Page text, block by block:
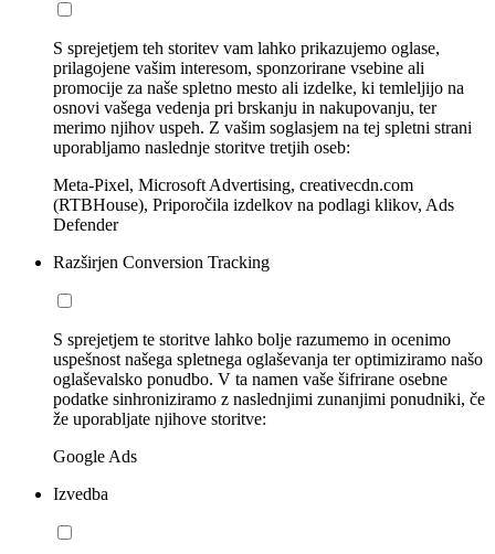
S sprejetjem teh storitev vam lahko prikazujemo oglase,
prilagojene vašim interesom, sponzorirane vsebine ali
promocije za naše spletno mesto ali izdelke, ki temleljijo na
osnovi vašega vedenja pri brskanju in nakupovanju, ter
merimo njihov uspeh. Z vašim soglasjem na tej spletni strani
uporabljamo naslednje storitve tretjih oseb:
Meta-Pixel, Microsoft Advertising, creativecdn.com
(RTBHouse), Priporočila izdelkov na podlagi klikov, Ads
Defender
Razširjen Conversion Tracking
S sprejetjem te storitve lahko bolje razumemo in ocenimo
uspešnost našega spletnega oglaševanja ter optimiziramo našo
oglaševalsko ponudbo. V ta namen vaše šifrirane osebne
podatke sinhroniziramo z naslednjimi zunanjimi ponudniki, če
že uporabljate njihove storitve:
Google Ads
Izvedba